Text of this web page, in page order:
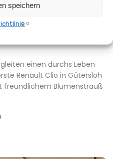
speichern
neue Clio VI
einen durchs Leben
Renault Clio in Gütersloh
freundlichem Blumenstrauß